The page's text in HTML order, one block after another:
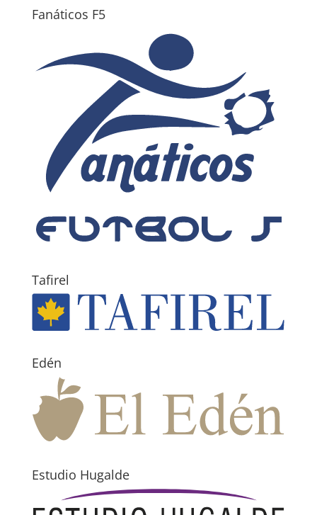
Fanáticos F5
Tafirel
Edén
Estudio Hugalde